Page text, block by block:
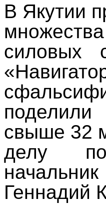
В Якутии
силовых
свыше 32
делу